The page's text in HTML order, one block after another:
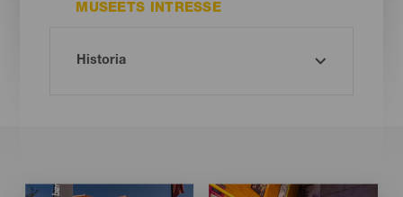
MUSEETS INTRESSE
Imagen
Imagen
Imagen
Imagen